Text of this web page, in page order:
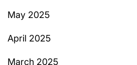
May 2025
April 2025
March 2025